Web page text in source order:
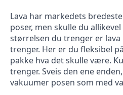
Lava har markedets
poser, men skulle du
størrelsen du trenger er lava
trenger. Her er du fleksibel
pakke hva det skulle være.
trenger. Sveis den ene
vakuumer posen som med